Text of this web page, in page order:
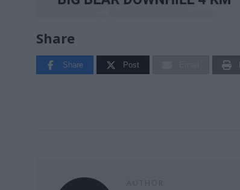
Share
Share Post